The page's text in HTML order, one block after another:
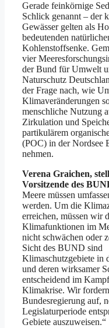
Gerade feinkörnige
Schlick genannt – der
Gewässer gelten als
bedeutenden
Kohlenstoffsenke.
vier
der Bund für Umwelt
Naturschutz
der Frage nach, wie
Klimaveränderungen
menschliche Nutzung
Zirkulation und
partikulärem
(POC) in der Nordsee
nehmen.
Verena Graichen,
Vorsitzende des
Meere müssen
werden. Um die
erreichen, müssen wir
Klimafunktionen im
nicht schwächen oder
Sicht des BUND sind
Klimaschutzgebiete in
und deren wirksamer
entscheidend im
Klimakrise. Wir
Bundesregierung auf,
Legislaturperiode
Gebiete auszuweisen.“